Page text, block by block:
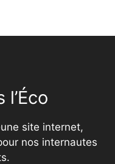
site internet,
nos internautes